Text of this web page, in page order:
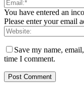
You have entered an
Please enter your email
Save my name,
time I comment.